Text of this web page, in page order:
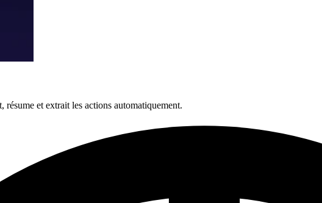
et extrait les actions automatiquement.